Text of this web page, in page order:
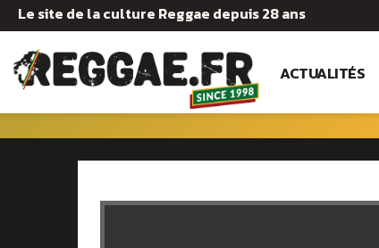
Le site de la culture Reggae depuis 28 ans
ACTUALITÉS